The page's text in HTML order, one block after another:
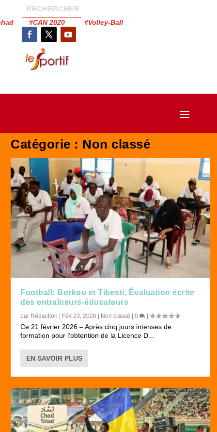
#CAN 2020 #Volley-Ball
Catégorie : Non classé
Football: Borkou et Tibesti, Évaluation écrite
des entraîneurs-éducateurs
par Rédaction | Fév 23, 2026 | Non classé |0 |
Ce 21 février 2026 – Après cinq jours intenses de
formation pour l’obtention de la Licence D...
EN SAVOIR PLUS